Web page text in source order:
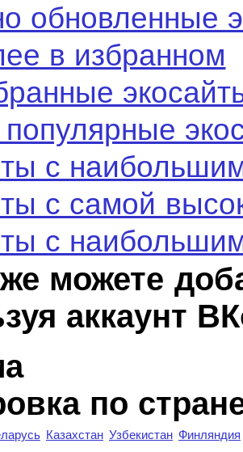
обновленные
в избранном
с
с самой
с
можете
аккаунт
по
Казахстан Узбекистан Финляндия